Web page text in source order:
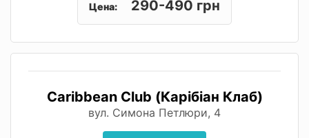
Цена: 290-490 грн
Caribbean Club (Карібіан Клаб)
вул. Симона Петлюри, 4